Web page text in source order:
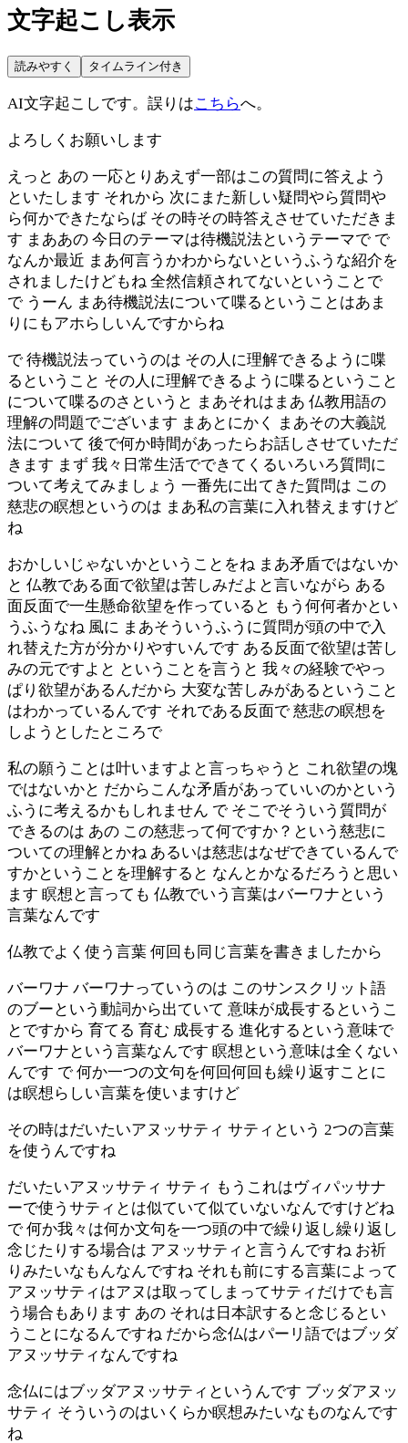
文字起こし表示
読みやすく タイムライン付き
AI文字起こしです。誤りはこちらへ。
よろしくお願いします
えっと あの 一応とりあえず一部はこの質問に答えよう
といたします それから 次にまた新しい疑問やら質問や
ら何かできたならば その時その時答えさせていただきま
す まああの 今日のテーマは待機説法というテーマで で
なんか最近 まあ何言うかわからないというふうな紹介を
されましたけどもね 全然信頼されてないということで
で うーん まあ待機説法について喋るということはあま
りにもアホらしいんですからね
で 待機説法っていうのは その人に理解できるように喋
るということ その人に理解できるように喋るということ
について喋るのさというと まあそれはまあ 仏教用語の
理解の問題でございます まあとにかく まあその大義説
法について 後で何か時間があったらお話しさせていただ
きます まず 我々日常生活でできてくるいろいろ質問に
ついて考えてみましょう 一番先に出てきた質問は この
慈悲の瞑想というのは まあ私の言葉に入れ替えますけど
ね
おかしいじゃないかということをね まあ矛盾ではないか
と 仏教である面で欲望は苦しみだよと言いながら ある
面反面で一生懸命欲望を作っていると もう何何者かとい
うふうなね 風に まあそういうふうに質問が頭の中で入
れ替えた方が分かりやすいんです ある反面で欲望は苦し
みの元ですよと ということを言うと 我々の経験でやっ
ぱり欲望があるんだから 大変な苦しみがあるということ
はわかっているんです それである反面で 慈悲の瞑想を
しようとしたところで
私の願うことは叶いますよと言っちゃうと これ欲望の塊
ではないかと だからこんな矛盾があっていいのかという
ふうに考えるかもしれません で そこでそういう質問が
できるのは あの この慈悲って何ですか？という慈悲に
ついての理解とかね あるいは慈悲はなぜできているんで
すかということを理解すると なんとかなるだろうと思い
ます 瞑想と言っても 仏教でいう言葉はバーワナという
言葉なんです
仏教でよく使う言葉 何回も同じ言葉を書きましたから
バーワナ バーワナっていうのは このサンスクリット語
のブーという動詞から出ていて 意味が成長するというこ
とですから 育てる 育む 成長する 進化するという意味で
バーワナという言葉なんです 瞑想という意味は全くない
んです で 何か一つの文句を何回何回も繰り返すことに
は瞑想らしい言葉を使いますけど
その時はだいたいアヌッサティ サティという 2つの言葉
を使うんですね
だいたいアヌッサティ サティ もうこれはヴィパッサナ
ーで使うサティとは似ていて似ていないなんですけどね
で 何か我々は何か文句を一つ頭の中で繰り返し繰り返し
念じたりする場合は アヌッサティと言うんですね お祈
りみたいなもんなんですね それも前にする言葉によって
アヌッサティはアヌは取ってしまってサティだけでも言
う場合もあります あの それは日本訳すると念じるとい
うことになるんですね だから念仏はパーリ語ではブッダ
アヌッサティなんですね
念仏にはブッダアヌッサティというんです ブッダアヌッ
サティ そういうのはいくらか瞑想みたいなものなんです
ね